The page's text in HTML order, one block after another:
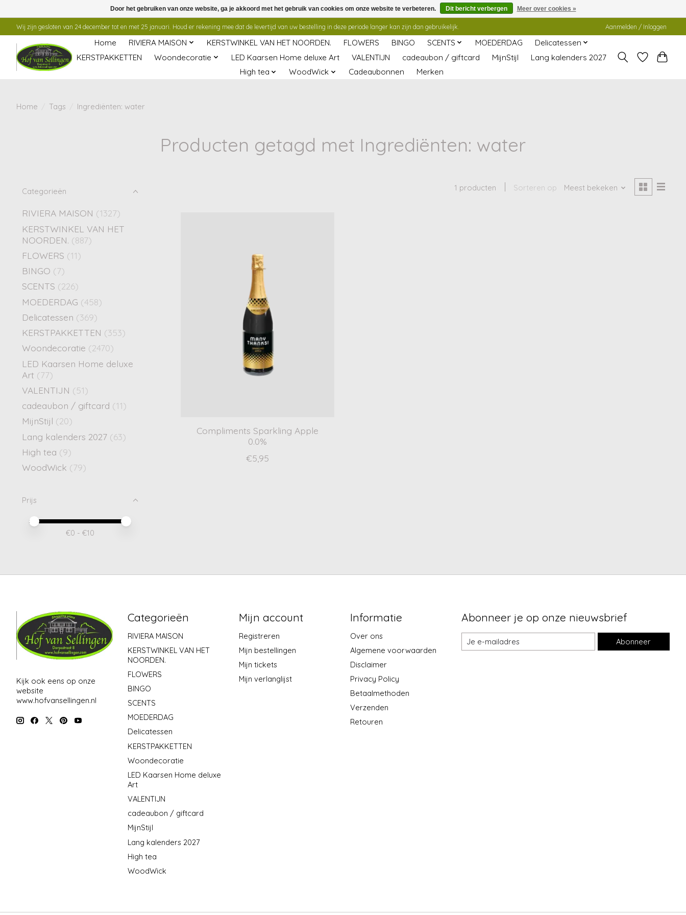
Wij zijn gesloten van 24 december tot en met 25 januari. Houd er rekening mee dat de levertijd van uw bestelling in deze periode langer kan zijn dan gebruikelijk. Aanmelden / Inloggen
Home RIVIERA MAISON KERSTWINKEL VAN HET NOORDEN. FLOWERS BINGO SCENTS MOEDERDAG
Delicatessen
KERSTPAKKETTEN
Woondecoratie LED Kaarsen Home deluxe Art VALENTIJN cadeaubon / giftcard MijnStijl
Lang kalenders 2027
High tea
WoodWick Cadeaubonnen Merken
Home Tags Ingrediënten: water
Producten getagd met Ingrediënten: water
Categorieën
RIVIERA MAISON (1327)
KERSTWINKEL VAN HET
NOORDEN. (887)
FLOWERS (11)
BINGO (7)
SCENTS (226)
MOEDERDAG (458)
Delicatessen (369)
KERSTPAKKETTEN (353)
Woondecoratie (2470)
LED Kaarsen Home deluxe
Art (77)
VALENTIJN (51)
cadeaubon / giftcard (11)
MijnStijl (20)
Lang kalenders 2027 (63)
High tea (9)
WoodWick (79)
Prijs
Minimale prijswaarde
Price maximum value
€0 - €10
1 producten Sorteren op Meest bekeken
Compliments Sparkling Apple
0.0%
€5,95
Kijk ook eens op onze
website
www.hofvansellingen.nl
Categorieën
RIVIERA MAISON
KERSTWINKEL VAN HET
NOORDEN.
FLOWERS
BINGO
SCENTS
MOEDERDAG
Delicatessen
KERSTPAKKETTEN
Woondecoratie
LED Kaarsen Home deluxe
Art
VALENTIJN
cadeaubon / giftcard
MijnStijl
Lang kalenders 2027
High tea
WoodWick
Mijn account
Registreren
Mijn bestellingen
Mijn tickets
Mijn verlanglijst
Informatie
Over ons
Algemene voorwaarden
Disclaimer
Privacy Policy
Betaalmethoden
Verzenden
Retouren
Abonneer je op onze nieuwsbrief
Abonneer
Door het gebruiken van onze website, ga je akkoord met het gebruik van cookies om onze website te verbeteren. Dit bericht verbergen Meer over cookies »